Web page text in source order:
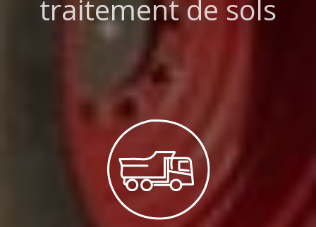
traitement de sols